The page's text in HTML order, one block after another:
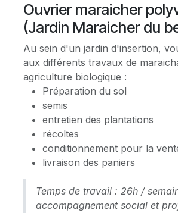
Ouvrier maraicher
(Jardin Maraicher du
Au sein d'un jardin d'insertion,
aux différents travaux de
agriculture biologique :
Préparation du sol
semis
entretien des plantations
récoltes
conditionnement pour la
livraison des paniers
Temps de travail : 26h /
accompagnement social et